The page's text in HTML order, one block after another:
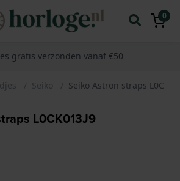
0
gratis verzonden vanaf €50
Seiko Seiko Astron straps
L0CK013J9